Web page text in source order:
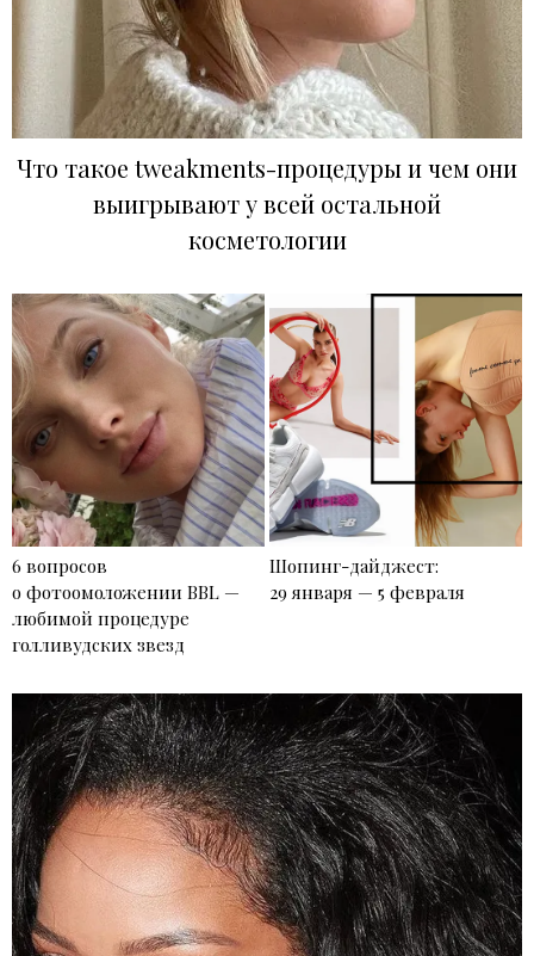
Что такое tweakments-процедуры и чем они
выигрывают у всей остальной
косметологии
6 вопросов
о фотоомоложении BBL —
любимой процедуре
голливудских звезд
Шопинг-дайджест:
29 января — 5 февраля